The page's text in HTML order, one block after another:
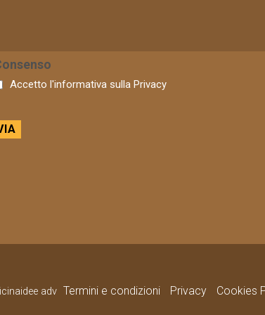
Accetto l'informativa sulla Privacy
adv Termini e condizioni Privacy Cookies